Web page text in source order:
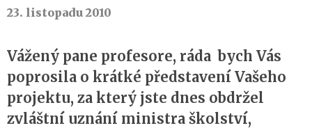
23. listopadu 2010
Vážený pane profesore, ráda bych Vás
poprosila o krátké představení Vašeho
projektu, za který jste dnes obdržel
zvláštní uznání ministra školství,